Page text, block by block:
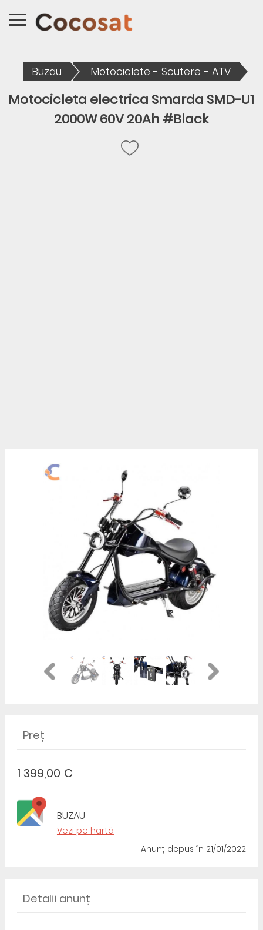
Buzau Motociclete - Scutere - ATV
Motocicleta electrica Smarda SMD-U1
2000W 60V 20Ah #Black
Preț
1 399,00 €
BUZAU
Vezi pe hartă
Anunț depusîn 21/01/2022
Detalii anunț